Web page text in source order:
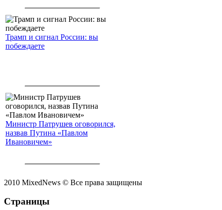
Трамп и сигнал России: вы
побеждаете
Министр Патрушев оговорился,
назвав Путина «Павлом
Ивановичем»
2010 MixedNews © Все права защищены
Страницы